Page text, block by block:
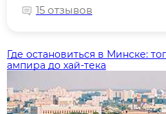
15 отзывов
Где остановиться в Минске:
ампира до хай‑тека